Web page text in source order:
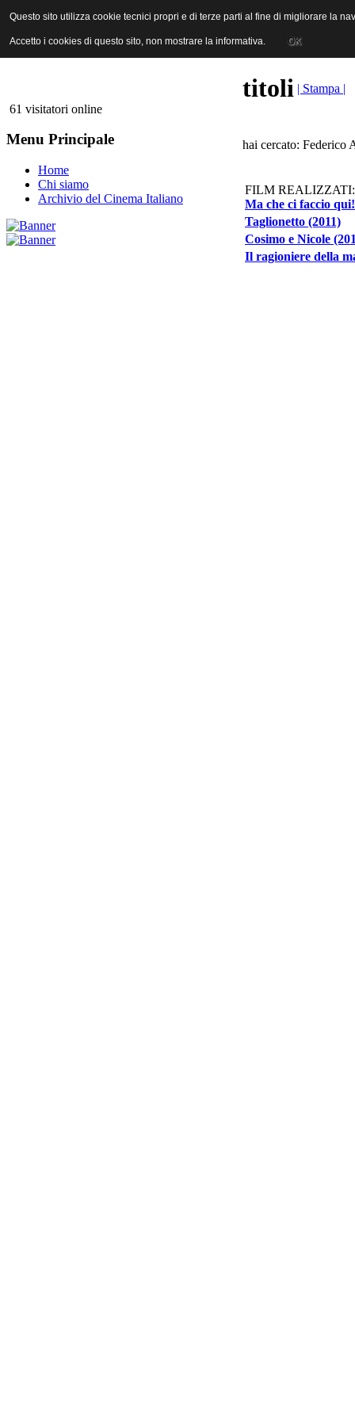
ANICA | Associazione Nazionale Industrie Cinematografiche
61 visitatori online
Menu Principale
Home
Chi siamo
Archivio del Cinema Italiano
titoli | Stampa |
hai cercato: Federico
FILM REALIZZATI:
Ma che ci faccio
Taglionetto (2011)
Cosimo e Nicole
Il ragioniere della
Questo sito utilizza cookie tecnici propri e di terze parti al fine di migliorare la
Accetto i cookies di questo sito, non mostrare la informativa. OK
Questo sito utilizza cookie tecnici propri e di terze parti al fine di migliorare la
Accetto i cookies di questo sito, non mostrare la informativa. OK